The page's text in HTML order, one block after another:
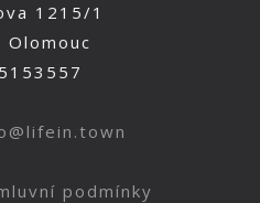
1215/1
Olomouc
podmínky